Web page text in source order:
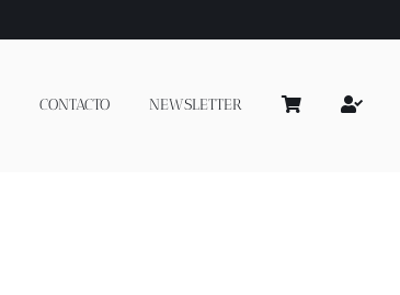
CONTACTO NEWSLETTER